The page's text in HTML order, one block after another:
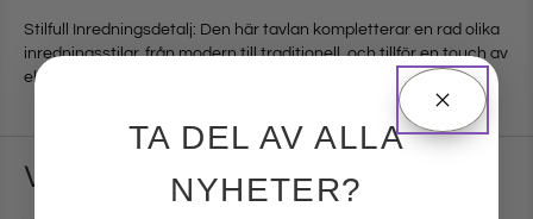
Stilfull Inredningsdetalj: Den här tavlan kompletterar en rad olika
inredningsstilar, från modern till traditionell, och tillför en touch av
elegans och raffinement.
Varumärke
TA DEL AV ALLA
NYHETER?